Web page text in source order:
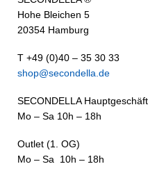
Hohe Bleichen 5
20354 Hamburg
T +49 (0)40 – 35 30 33
shop@secondella.de
SECONDELLA
Mo – Sa 10h – 18h
Outlet (1. OG)
Mo – Sa 10h – 18h